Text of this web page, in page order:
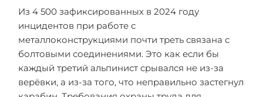
Из 4 500 зафиксированных в 2024 году
инцидентов при работе с
металлоконструкциями почти треть связана с
болтовыми соединениями. Это как если бы
каждый третий альпинист срывался не из-за
верёвки, а из-за того, что неправильно застегнул